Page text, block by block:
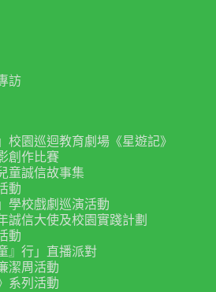
訪
校園巡迴教育劇場《星遊記》
創作比賽
童誠信故事集
動
學校戲劇巡演活動
誠信大使及校園實踐計劃
動
』行」直播派對
潔周活動
系列活動